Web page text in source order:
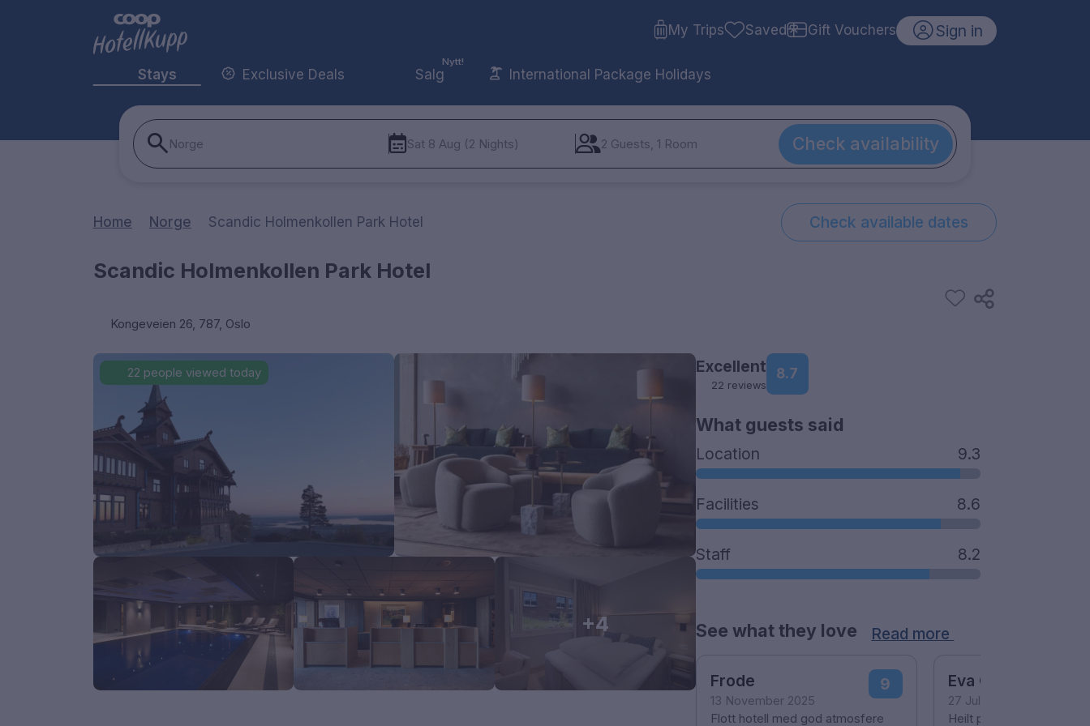
My Trips Saved Gift Vouchers Sign in
Stays Exclusive Deals
Nytt!
Salg International Package Holidays
Norge Sat 8 Aug (2 Nights) 2 Guests, 1 Room Check availability
Home Norge Scandic Holmenkollen Park Hotel Check available dates
Scandic Holmenkollen Park Hotel
Kongeveien 26, 787, Oslo
22 people viewed today
+4
Excellent
22 reviews
8.7
What guests said
Location 9.3
Facilities 8.6
Staff 8.2
See what they love Read more
Frode
13 November 2025
9
Flott hotell med god atmosfere
Eva Clausen
27 July 2025
Heilt peferkt har ikje noe